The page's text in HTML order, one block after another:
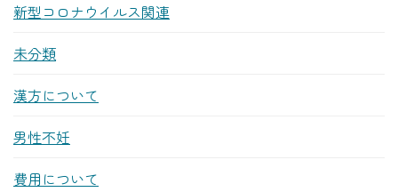
新型コロナウイルス関連
未分類
漢方について
男性不妊
費用について